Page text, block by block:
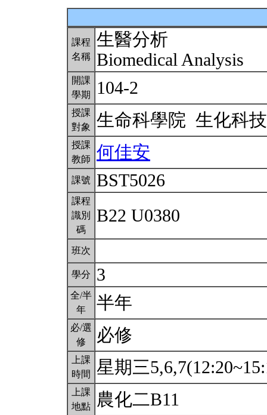
課程
名稱
生醫分析
Biomedical Analysis
開課
學期
104-2
授課
對象
生命科學院 生化科
授課
教師
何佳安
課號 BST5026
課程
識別
碼
B22 U0380
班次
學分 3
全/半
年
半年
必/選
修
必修
上課
時間
星期三
上課
地點
農化二B11